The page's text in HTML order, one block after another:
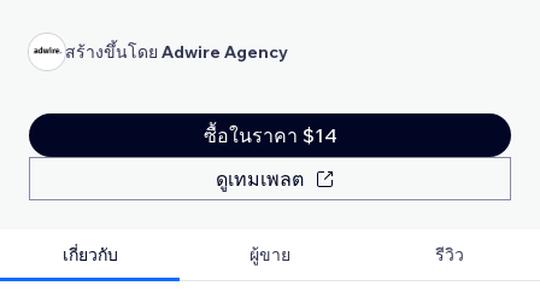
สร้างขึ้นโดย Adwire Agency
ซื้อในราคา $14
ดูเทมเพลต
เกี่ยวกับ ผู้ขาย รีวิว